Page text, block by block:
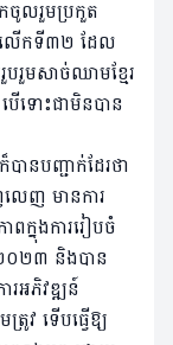
ចូលរួមប្រកួត
លើកទី៣២ ដែល
បរួមសាច់ឈាមខ្មែរ
ើទោះជាមិនបាន
ានបញ្ជាក់ដែរថា
េញ មានការ
ពក្នុងការរៀបចំ
០២៣ និងបាន
រអភិវឌ្ឍន៍
វ ទើបធ្វើឱ្យ